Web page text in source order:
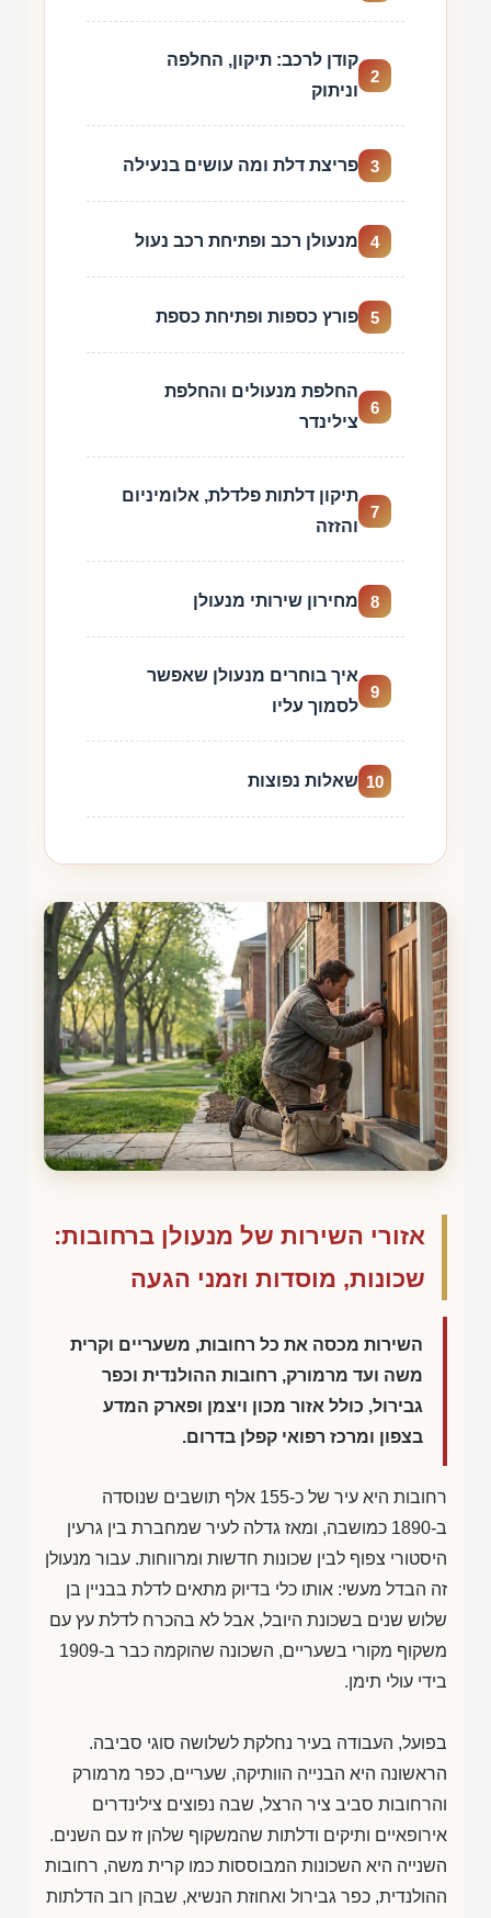
2
קודן לרכב: תיקון, החלפה
וניתוק
3 פריצת דלת ומה עושים בנעילה
4 מנעולן רכב ופתיחת רכב נעול
5 פורץ כספות ופתיחת כספת
6
החלפת מנעולים והחלפת
צילינדר
7
תיקון דלתות פלדלת, אלומיניום
והזזה
8 מחירון שירותי מנעולן
9
איך בוחרים מנעולן שאפשר
לסמוך עליו
10 שאלות נפוצות
אזורי השירות של מנעולן ברחובות:
שכונות, מוסדות וזמני הגעה
השירות מכסה את כל רחובות, משעריים וקרית
משה ועד מרמורק, רחובות ההולנדית וכפר
גבירול, כולל אזור מכון ויצמן ופארק המדע
בצפון ומרכז רפואי קפלן בדרום.
רחובות היא עיר של כ-155 אלף תושבים שנוסדה
ב-1890 כמושבה, ומאז גדלה לעיר שמחברת בין גרעין
היסטורי צפוף לבין שכונות חדשות ומרווחות. עבור מנעולן
זה הבדל מעשי: אותו כלי בדיוק מתאים לדלת בבניין בן
שלוש שנים בשכונת היובל, אבל לא בהכרח לדלת עץ עם
משקוף מקורי בשעריים, השכונה שהוקמה כבר ב-1909
בידי עולי תימן.
בפועל, העבודה בעיר נחלקת לשלושה סוגי סביבה.
הראשונה היא הבנייה הוותיקה, שעריים, כפר מרמורק
והרחובות סביב ציר הרצל, שבה נפוצים צילינדרים
אירופאיים ותיקים ודלתות שהמשקוף שלהן זז עם השנים.
השנייה היא השכונות המבוססות כמו קרית משה, רחובות
ההולנדית, כפר גבירול ואחוזת הנשיא, שבהן רוב הדלתות